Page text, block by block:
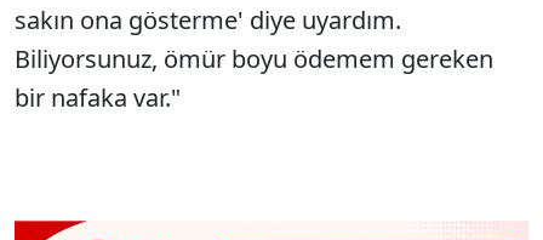
sakın ona gösterme' diye uyardım.
Biliyorsunuz, ömür boyu ödemem gereken
bir nafaka var."